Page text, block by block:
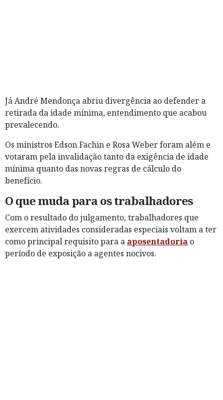
Já André Mendonça abriu divergência ao defender a
retirada da idade mínima, entendimento que acabou
prevalecendo.
Os ministros Edson Fachin e Rosa Weber foram além e
votaram pela invalidação tanto da exigência de idade
mínima quanto das novas regras de cálculo do
benefício.
O que muda para os trabalhadores
Com o resultado do julgamento, trabalhadores que
exercem atividades consideradas especiais voltam a ter
como principal requisito para a aposentadoria o
período de exposição a agentes nocivos.